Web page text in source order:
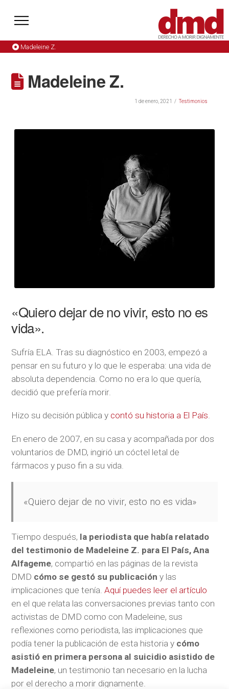
Madeleine Z.
Madeleine Z.
1 de enero, 2021 Testimonios
«Quiero dejar de no vivir, esto no es
vida».
Sufría ELA. Tras su diagnóstico en 2003, empezó a
pensar en su futuro y lo que le esperaba: una vida de
absoluta dependencia. Como no era lo que quería,
decidió que prefería morir.
Hizo su decisión pública y contó su historia a El País.
En enero de 2007, en su casa y acompañada por dos
voluntarios de DMD, ingirió un cóctel letal de
fármacos y puso fin a su vida.
«Quiero dejar de no vivir, esto no es vida»
Tiempo después, la periodista que había relatado
del testimonio de Madeleine Z. para El País, Ana
Alfageme, compartió en las páginas de la revista
DMD cómo se gestó su publicacióny las
implicaciones que tenía.Aquí puedes leer el artículo
en el que relata las conversaciones previas tanto con
activistas de DMD como con Madeleine, sus
reflexiones como periodista, las implicaciones que
podía tener la publicación de esta historia y cómo
asistió en primera persona al suicidio asistido de
Madeleine, un testimonio tan necesario en la lucha
por el derecho a morir dignamente.